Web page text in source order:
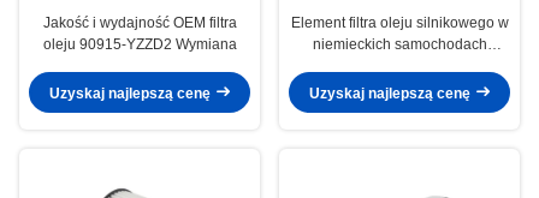
Jakość i wydajność OEM filtra
oleju 90915-YZZD2 Wymiana
Uzyskaj najlepszą cenę
Element filtra oleju silnikowego w
niemieckich samochodach
A2661800009
Uzyskaj najlepszą cenę